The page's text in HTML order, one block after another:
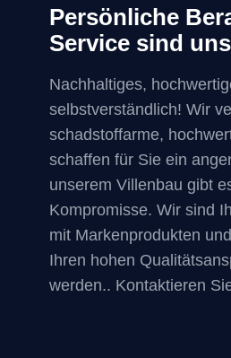
Persönliche
Service sind
Nachhaltiges,
selbstverständlich! Wir
schadstoffarme,
schaffen für Sie ein
unserem Villenbau gibt
Kompromisse. Wir sind
mit Markenprodukten
Ihren hohen
werden.. Kontaktieren